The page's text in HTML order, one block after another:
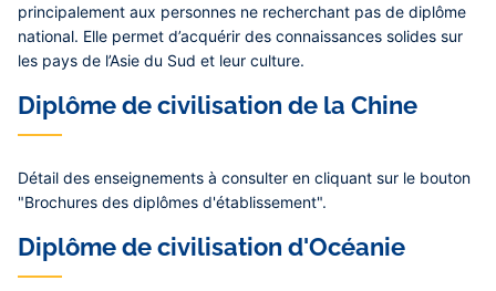
principalement aux personnes ne recherchant pas de diplôme
national. Elle permet d’acquérir des connaissances solides sur
les pays de l’Asie du Sud et leur culture.
Diplôme de civilisation de la Chine
Détail des enseignements à consulter en cliquant sur le bouton
"Brochures des diplômes d'établissement".
Diplôme de civilisation d'Océanie